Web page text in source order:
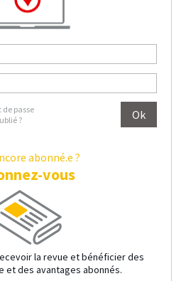
de passe
?
abonné.e ?
vous
la revue et bénéficier des
et des avantages abonnés.